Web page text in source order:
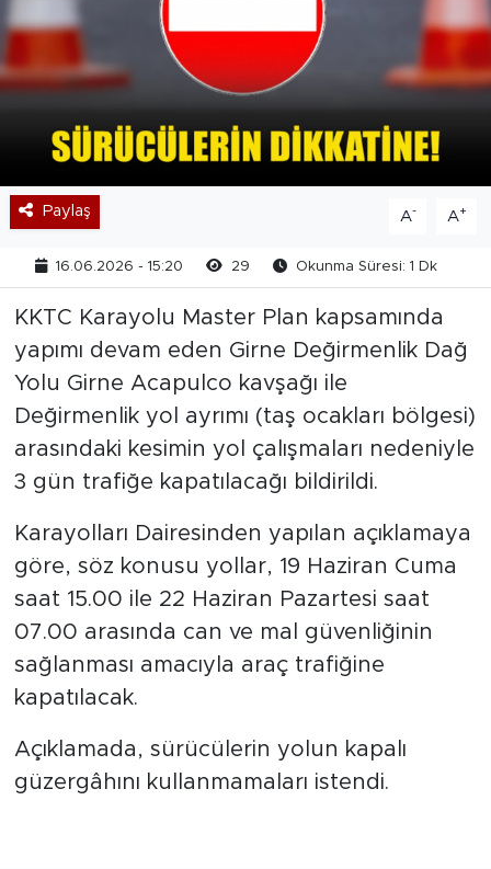
Paylaş A- A+
16.06.2026 - 15:20 29 Okunma Süresi: 1 Dk
KKTC Karayolu Master Plan kapsamında
yapımı devam eden Girne Değirmenlik Dağ
Yolu Girne Acapulco kavşağı ile
Değirmenlik yol ayrımı (taş ocakları bölgesi)
arasındaki kesimin yol çalışmaları nedeniyle
3 gün trafiğe kapatılacağı bildirildi.
Karayolları Dairesinden yapılan açıklamaya
göre, söz konusu yollar, 19 Haziran Cuma
saat 15.00 ile 22 Haziran Pazartesi saat
07.00 arasında can ve mal güvenliğinin
sağlanması amacıyla araç trafiğine
kapatılacak.
Açıklamada, sürücülerin yolun kapalı
güzergâhını kullanmamaları istendi.